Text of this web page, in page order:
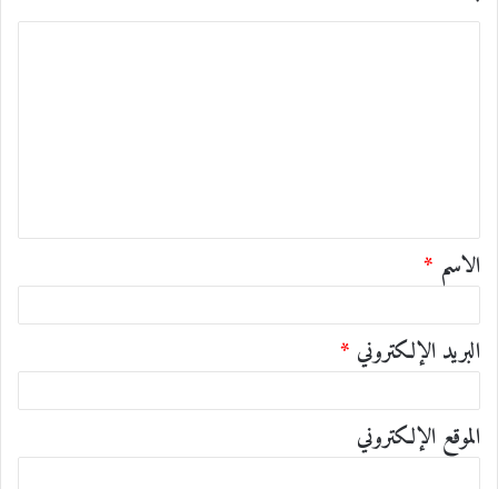
ق
*
الاسم *
البريد الإلكتروني *
الموقع الإلكتروني